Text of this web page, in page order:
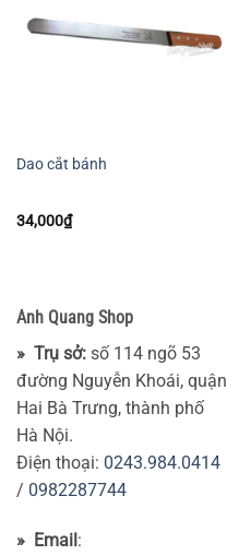
Dao cắt bánh
34,000₫
Anh Quang Shop
» Trụ sở: số 114 ngõ 53
đường Nguyễn Khoái, quận
Hai Bà Trưng, thành phố
Hà Nội.
Điện thoại: 0243.984.0414
/ 0982287744
» Email: